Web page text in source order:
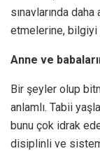
sınavlarında
etmelerine, bilgiyi
Anne ve
Bir şeyler olup
anlamlı. Tabii
bunu çok idrak
disiplinli ve